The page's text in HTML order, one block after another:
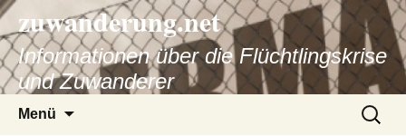
zuwanderung.net
Informationen über die Flüchtlingskrise
und Zuwanderer
Menü
Suche
nach: